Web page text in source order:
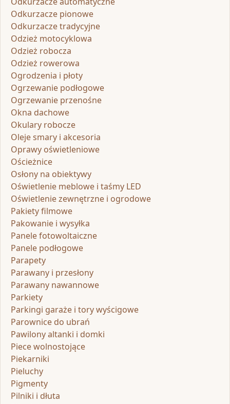
Odkurzacze pionowe
Odkurzacze tradycyjne
Odzież motocyklowa
Odzież robocza
Odzież rowerowa
Ogrodzenia i płoty
Ogrzewanie podłogowe
Ogrzewanie przenośne
Okna dachowe
Okulary robocze
Oleje smary i akcesoria
Oprawy oświetleniowe
Ościeżnice
Osłony na obiektywy
Oświetlenie meblowe i taśmy LED
Oświetlenie zewnętrzne i ogrodowe
Pakiety filmowe
Pakowanie i wysyłka
Panele fotowoltaiczne
Panele podłogowe
Parapety
Parawany i przesłony
Parawany nawannowe
Parkiety
Parkingi garaże i tory wyścigowe
Parownice do ubrań
Pawilony altanki i domki
Piece wolnostojące
Piekarniki
Pieluchy
Pigmenty
Pilniki i dłuta